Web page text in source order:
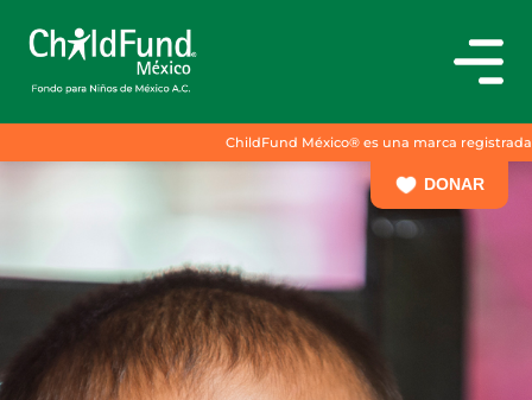
DONAR
ChildFund México® es una marca registrada a